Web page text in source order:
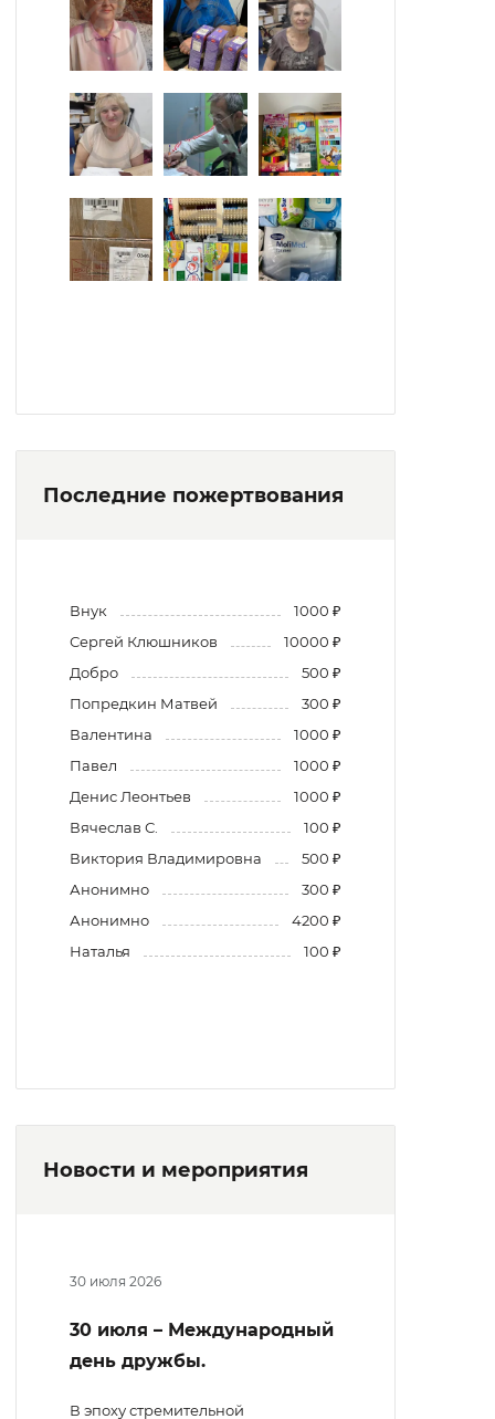
Последние пожертвования
Внук
1000 ₽
Сергей Клюшников
10000 ₽
Добро
500 ₽
Попредкин Матвей
300 ₽
Валентина
1000 ₽
Павел
1000 ₽
Денис Леонтьев
1000 ₽
Вячеслав С.
100 ₽
Виктория Владимировна
500 ₽
Анонимно
300 ₽
Анонимно
4200 ₽
Наталья
100 ₽
Новости и мероприятия
30 июля 2026
30 июля – Международный
день дружбы.
В эпоху стремительной